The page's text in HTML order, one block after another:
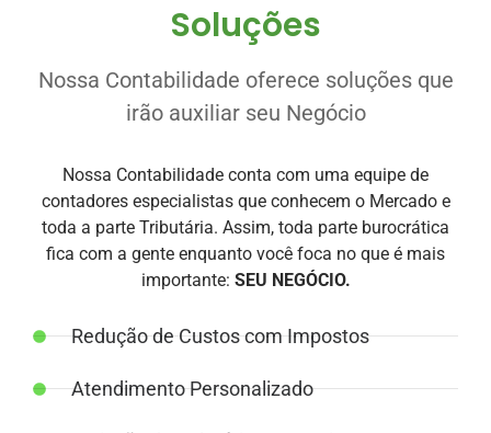
Soluções
Nossa Contabilidade oferece soluções que
irão auxiliar seu Negócio
Nossa Contabilidade conta com uma equipe de
contadores especialistas que conhecem o Mercado e
toda a parte Tributária. Assim, toda parte burocrática
fica com a gente enquanto você foca no que é mais
importante: SEU NEGÓCIO.
Redução de Custos com Impostos
Atendimento Personalizado